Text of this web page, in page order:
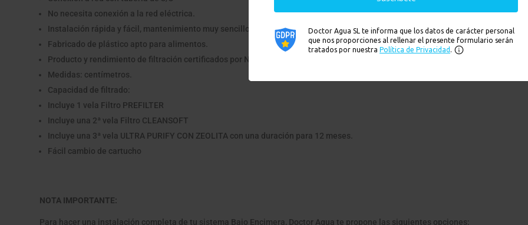
No necesita conexión a la red eléctrica.
Instalación rápida y fácil, mantenimiento muy sencillo
Fabricado de plástico apto para alimentos.
Producto y rendimiento de filtración certificados por NSF.
Medidas: centímetros.
Capacidad de filtrado:
Incluye 1 vela Filtro PREFILTER
Incluye una 2ª vela Filtro CLEANSOFT
Incluye una 3ª vela ULTRA PURIFY CON ZEOLITA con una duración para 12 meses.
Fácil cambio de cartucho
NOTA IMPORTANTE:
Para hacer una instalación completa de tu sistema Bajo Encimera, Doctor Agua te propone las siguientes opciones: